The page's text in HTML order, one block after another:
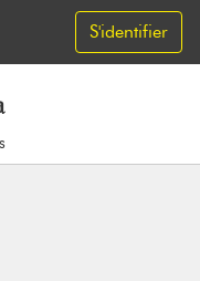
S'identifier